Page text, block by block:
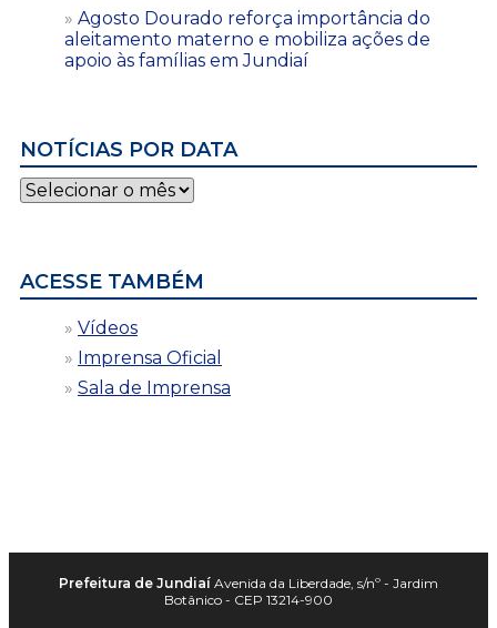
Agosto Dourado reforça importância do
aleitamento materno e mobiliza ações de
apoio às famílias em Jundiaí
NOTÍCIAS POR DATA
Notícias
por
ACESSE TAMBÉM
Vídeos
Imprensa Oficial
Sala de Imprensa
Prefeitura de Jundiaí Avenida da Liberdade, s/nº - Jardim
Botânico - CEP 13214-900